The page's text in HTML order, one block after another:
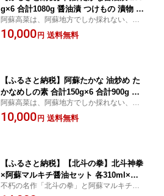
g×6 合計1080g 醤油漬 つけもの 漬物 た
かな 高菜 熊本県産 阿蘇産 国産 送料無
料
阿蘇高菜は、阿蘇地方でしか採れない、阿
蘇を代表する阿蘇特有の在来品種の一つで
す。
10,000円 送料無料
【ふるさと納税】阿蘇たかな 油炒め た
かなめしの素 合計150g×6 合計900g た
かな 高菜 高菜飯の素 高菜飯 混ぜご飯
熊本県産 阿蘇産 国産 送料無料
阿蘇高菜は、阿蘇地方でしか採れない、阿
蘇を代表する阿蘇特有の在来品種の一つで
す。
10,000円 送料無料
【ふるさと納税】【北斗の拳】北斗神拳
×阿蘇マルキチ醤油セット 各310ml×各1
本 特製BOX入 詰合せ 詰め合わせ 醤油
不朽の名作「北斗の拳」と阿蘇マルキチ醬